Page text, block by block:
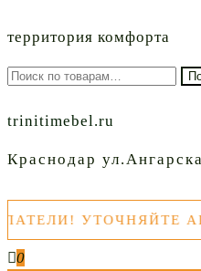
территория комфорта
Искать:
trinitimebel.ru
Краснодар
УТОЧНЯЙТЕ
0